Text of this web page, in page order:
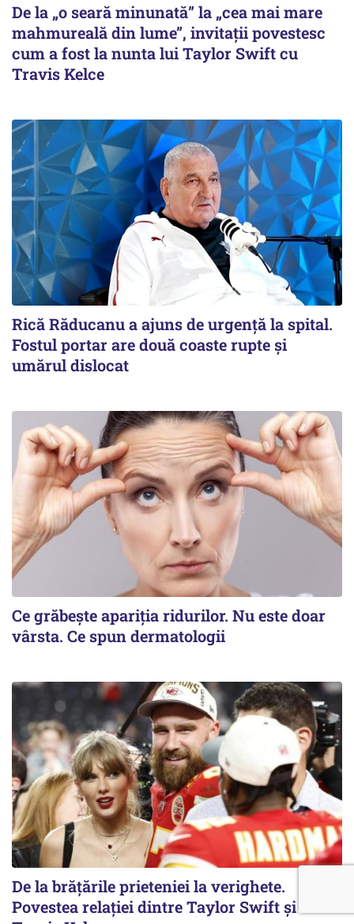
De la „o seară minunată” la „cea mai mare
mahmureală din lume”, invitații povestesc
cum a fost la nunta lui Taylor Swift cu
Travis Kelce
Rică Răducanu a ajuns de urgență la spital.
Fostul portar are două coaste rupte și
umărul dislocat
Ce grăbește apariția ridurilor. Nu este doar
vârsta. Ce spun dermatologii
De la brățările prieteniei la verighete.
Povestea relației dintre Taylor Swift și